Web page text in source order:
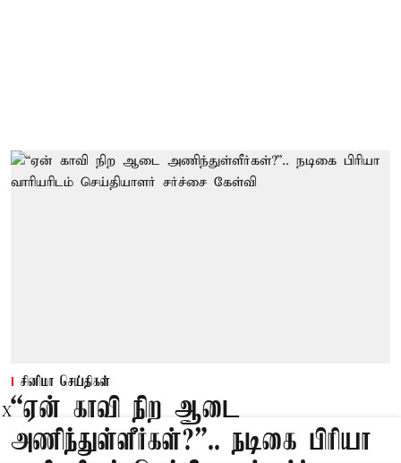
சினிமா செய்திகள்
“ஏன் காவி நிற ஆடை
அணிந்துள்ளீர்கள்?”.. நடிகை பிரியா
X